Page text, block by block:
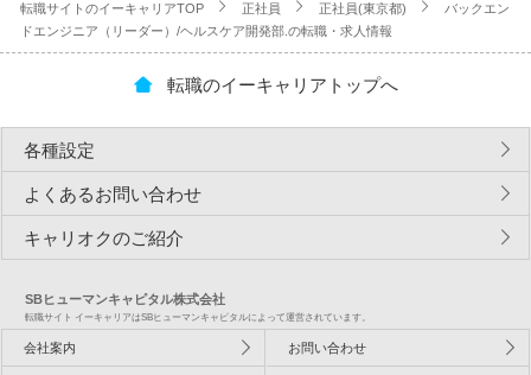
転職サイトのイーキャリアTOP
正社員 正社員(東京都)
バックエン
ドエンジニア（リーダー）/ヘルスケア開発部.の転職・求人情報
転職のイーキャリアトップへ
各種設定
よくあるお問い合わせ
キャリオクのご紹介
SBヒューマンキャピタル株式会社
転職サイト イーキャリアはSBヒューマンキャピタルによって運営されています。
会社案内 お問い合わせ